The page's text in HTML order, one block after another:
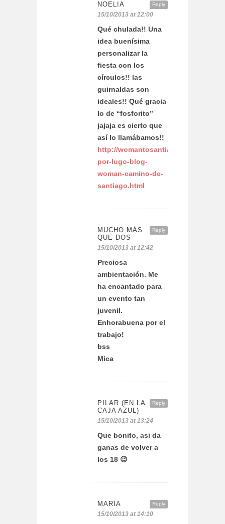
Reply
NOELIA
15/10/2013 at 12:00
Qué chulada!! Una
idea buenísima
personalizar la
fiesta con los
círculos!! las
guirnaldas son
ideales!! Qué gracia
lo de “fosforito”
jajaja es cierto que
así lo llamábamos!!
http://
por-lugo-blog-
woman-camino-de-
santiago.html
Reply
MUCHO MÁS
QUE DOS
15/10/2013 at 12:42
Preciosa
ambientación. Me
ha encantado para
un evento tan
juvenil.
Enhorabuena por el
trabajo!
bss
Mica
Reply
PILAR (EN LA
CAJA AZUL)
15/10/2013 at 13:24
Que bonito, asi da
ganas de volver a
los 18 😉
Reply
MARIA
15/10/2013 at 14:10